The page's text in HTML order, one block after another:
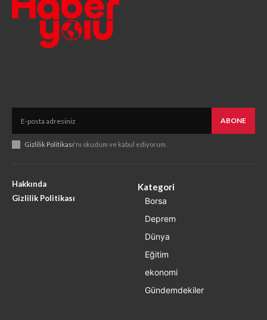
ABONE
Gizlilik Politikası'nı okudum ve kabul ediyorum.
Hakkında
Gizlilik Politikası
Kategori
Borsa
Deprem
Dünya
Eğitim
ekonomi
Gündemdekiler